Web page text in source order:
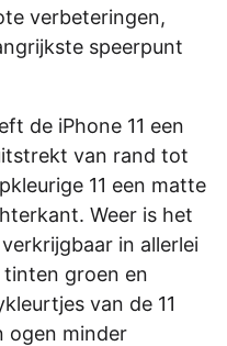
verbeteringen,
speerpunt
de iPhone 11 een
van rand tot
11 een matte
Weer is het
in allerlei
groen en
van de 11
ogen minder